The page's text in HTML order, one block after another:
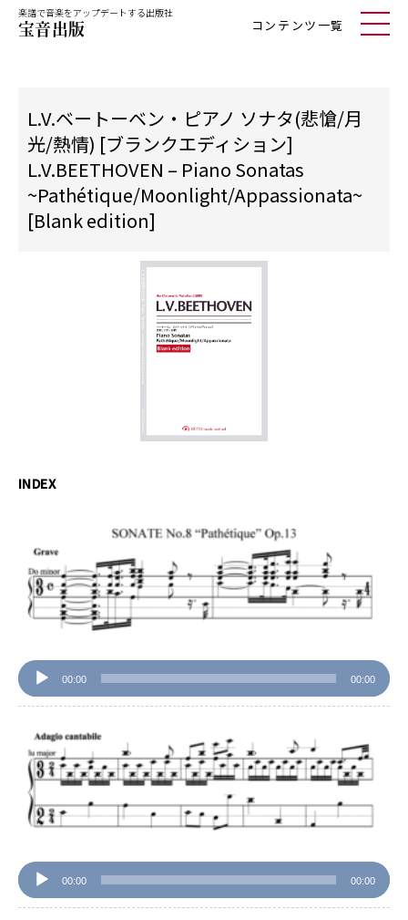
楽譜で音楽をアップデートする出版社
コンテンツ一覧
L.V.ベートーベン・ピアノ ソナタ(悲愴/月
光/熱情) [ブランクエディション]
L.V.BEETHOVEN – Piano Sonatas
~Pathétique/Moonlight/Appassionata~
[Blank edition]
INDEX
声
レ
ー
ヤ
ー
00:00 00:00
声
プ
レ
ー
ー
00:00 00:00